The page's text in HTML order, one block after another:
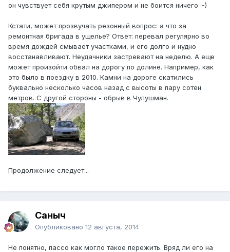
он чувствует себя крутым джипером и не боится ничего :-)
Кстати, может прозвучать резонный вопрос: а что за
ремонтная бригада в ущелье? Ответ: перевал регулярно во
время дождей смывает участками, и его долго и нудно
восстанавливают. Неудачники застревают на неделю. А еще
может произойти обвал на дорогу по долине. Например, как
это было в поездку в 2010. Камни на дороге скатились
буквально несколько часов назад с высоты в пару сотен
метров. С другой стороны - обрыв в Чулушман.
Продолжение следует...
Саныч
Опубликовано 12 августа, 2014
Не понятно, пассо как могло такое пережить. Вряд ли его на